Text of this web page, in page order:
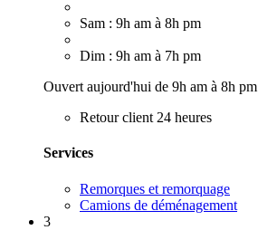
Sam : 9h am à 8h pm
Dim : 9h am à 7h pm
Ouvert aujourd'hui de 9h am à 8h pm
Retour client 24 heures
Services
Remorques et remorquage
Camions de déménagement
3